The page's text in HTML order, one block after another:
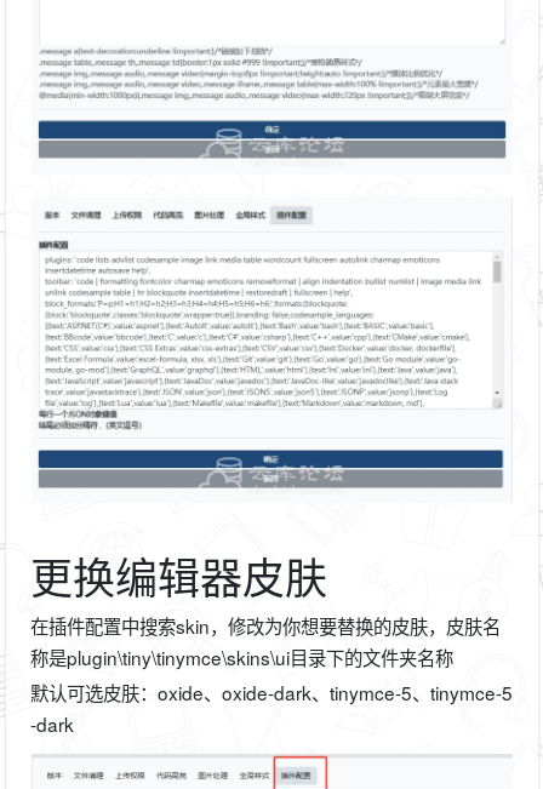
更换编辑器皮肤
在插件配置中搜索skin，修改为你想要替换的皮肤，皮肤名
称是plugin\tiny\tinymce\skins\ui目录下的文件夹名称
默认可选皮肤：oxide、oxide-dark、tinymce-5、tinymce-5
-dark